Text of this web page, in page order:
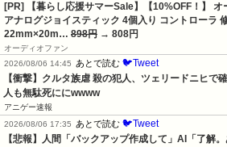
[PR] 【暮らし応援サマーSale】【10%OFF！】
アナログジョイスティック 4個入り コントローラ
22mm×20m… 898円 → 808円
オーディオファン
2026/08/06 14:45
あとで読む 🐦Tweet
【衝撃】クルタ族虐 殺の犯人、ツェリードニヒで
人も無駄死ににwwww
アニゲー速報
2026/08/06 17:35
あとで読む 🐦Tweet
【悲報】人間「バックアップ作成して」AI「了解